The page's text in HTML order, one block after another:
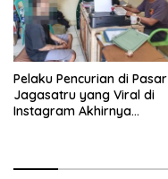
Pelaku Pencurian di Pasar
Jagasatru yang Viral di
Instagram Akhirnya